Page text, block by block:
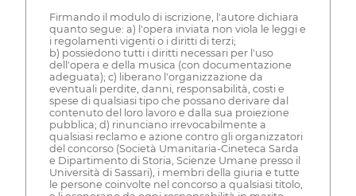
Firmando il modulo di iscrizione, l'autore dichiara
quanto segue: a) l'opera inviata non viola le leggi e
i regolamenti vigenti o i diritti di terzi;
b) possiedono tutti i diritti necessari per l'uso
dell'opera e della musica (con documentazione
adeguata); c) liberano l'organizzazione da
eventuali perdite, danni, responsabilità, costi e
spese di qualsiasi tipo che possano derivare dal
contenuto del loro lavoro e dalla sua proiezione
pubblica; d) rinunciano irrevocabilmente a
qualsiasi reclamo e azione contro gli organizzatori
del concorso (Società Umanitaria-Cineteca Sarda
e Dipartimento di Storia, Scienze Umane presso il
Università di Sassari), i membri della giuria e tutte
le persone coinvolte nel concorso a qualsiasi titolo,